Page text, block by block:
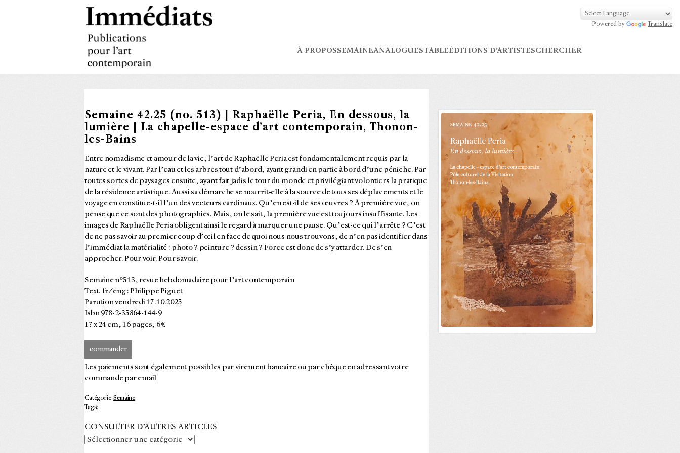
Powered by Translate
À PROPOSSEMAINEANALOGUESTABLEÉDITIONS D’ARTISTESCHERCHER
Semaine 42.25 (no. 513) | Raphaëlle Peria, En dessous, la
lumière | La chapelle-espace d’art contemporain, Thonon-
les-Bains
Entre nomadisme et amour de la vie, l’art de Raphaëlle Peria est fondamentalement requis par la
nature et le vivant. Par l’eau et les arbres tout d’abord, ayant grandi en partie à bord d’une péniche. Par
toutes sortes de paysages ensuite, ayant fait jadis le tour du monde et privilégiant volontiers la pratique
de la résidence artistique. Aussi sa démarche se nourrit-elle à la source de tous ses déplacements et le
voyage en constitue-t-il l’un des vecteurs cardinaux. Qu’en est-il de ses œuvres ? À première vue, on
pense que ce sont des photographies. Mais, on le sait, la première vue est toujours insuffisante. Les
images de Raphaëlle Peria obligent ainsi le regard à marquer une pause. Qu’est-ce qui l’arrête ? C’est
de ne pas savoir au premier coup d’œil en face de quoi nous nous trouvons, de n’en pas identifier dans
l’immédiat la matérialité : photo ? peinture ? dessin ? Force est donc de s’y attarder. De s’en
approcher. Pour voir. Pour savoir.
Semaine n°513, revue hebdomadaire pour l’art contemporain
Text. fr/eng : Philippe Piguet
Parution vendredi 17.10.2025
Isbn 978-2-35864-144-9
17 x 24 cm, 16 pages, 6 €
commander
Les paiements sont également possibles par virement bancaire ou par chèque en adressantvotre
commande par email
Catégorie:Semaine
Tags:
CONSULTER D’AUTRES ARTICLES